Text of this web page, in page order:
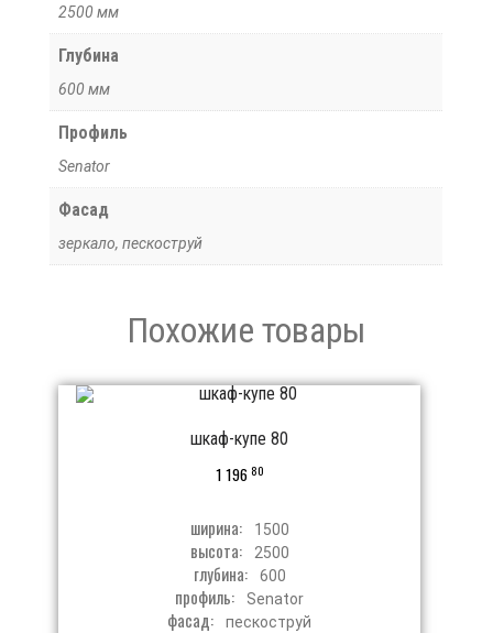
2500 мм
Глубина
600 мм
Профиль
Senator
Фасад
зеркало, пескоструй
Похожие товары
шкаф-купе 80
1 196 80
ширина: 1500
высота: 2500
глубина: 600
профиль: Senator
фасад: пескоструй